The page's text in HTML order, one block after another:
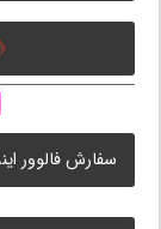
سفارش فالوور